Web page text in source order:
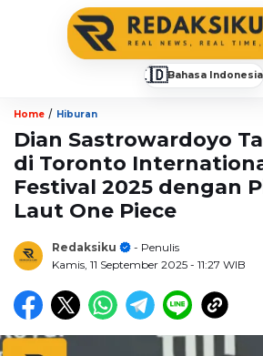
🇮🇩Bahasa Indonesia
Home / Hiburan
Dian Sastrowardoyo
di Toronto
Festival 2025 dengan
Laut One Piece
Redaksiku
- Penulis
Kamis, 11 September 2025 - 11:27 WIB